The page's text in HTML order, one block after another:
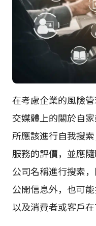
在考慮企業的風險
交媒體上的關於自
所應該進行自我搜
服務的評價，並應
公司名稱進行搜索
公開信息外，也可
以及消費者或客戶